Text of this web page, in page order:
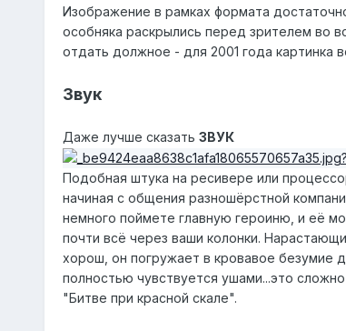
Изображение в рамках формата
особняка раскрылись перед зрителем во
отдать должное - для 2001 года картинка
Звук
Даже лучше сказать ЗВУК
Подобная штука на ресивере или
начиная с общения разношёрстной
немного поймете главную героиню, и её
почти всё через ваши колонки.
хорош, он погружает в кровавое безумие
полностью чувствуется ушами...это
"Битве при красной скале".